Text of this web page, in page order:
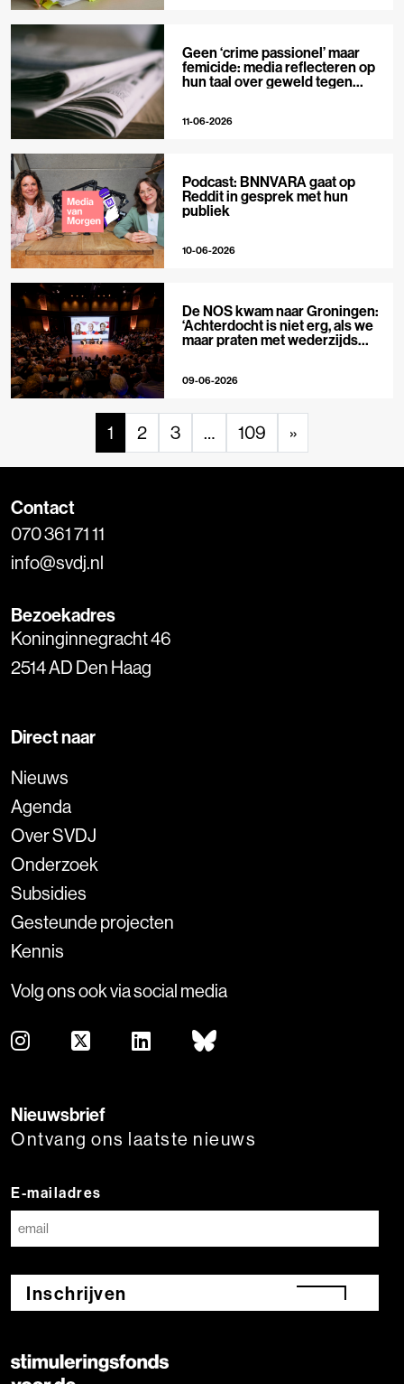
Geen ‘crime passionel’ maar
femicide: media reflecteren op
hun taal over geweld tegen
11-06-2026
Podcast: BNNVARA gaat op
Reddit in gesprek met hun
publiek
10-06-2026
De NOS kwam naar Groningen:
‘Achterdocht is niet erg, als we
maar praten met wederzijds
09-06-2026
1 2 3 … 109 »
Contact
070 361 71 11
info@svdj.nl
Bezoekadres
Koninginnegracht 46
2514 AD Den Haag
Direct naar
Nieuws
Agenda
Over SVDJ
Onderzoek
Subsidies
Gesteunde projecten
Kennis
Volg ons ook via social media
Nieuwsbrief
Ontvang ons laatste nieuws
E-mailadres
Inschrijven